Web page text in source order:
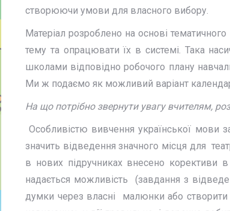
створюючи умови для власного вибору.
Матеріал розроблено на основі
тему та опрацювати їх в системі. Така
школами відповідно робочого плану
Ми ж подаємо як можливий варіант
На що потрібно звернути увагу вчителям,
Особливістю вивчення української мови
значить відведення значного місця для
в нових підручниках внесено корективи в
надається можливість (завдання з
думки через власні малюнки або створити